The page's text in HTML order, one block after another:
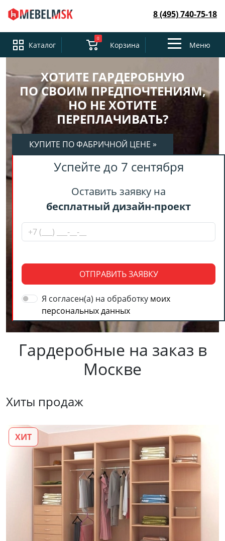
8 (495) 740-75-18
Каталог
0
Корзина
ToggleМеню
ХОТИТЕ ГАРДЕРОБНУЮ
ПО СВОИМ ПРЕДПОЧТЕНИЯМ,
НО НЕ ХОТИТЕ
ПЕРЕПЛАЧИВАТЬ?
КУПИТЕ ПО ФАБРИЧНОЙ ЦЕНЕ »
Успейте до 7 сентября
Оставить заявку на
бесплатный дизайн-проект
ОТПРАВИТЬ ЗАЯВКУ
Я согласен(а) на обработку моих
персональных данных
Гардеробные на заказ в
Москве
Хиты продаж
ХИТ